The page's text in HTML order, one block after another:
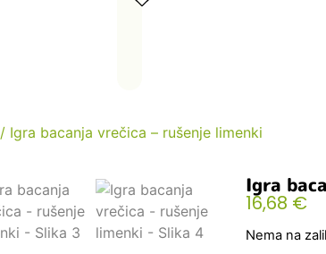
/ Igra bacanja vrečica – rušenje limenki
Igra
16,68 €
Nema na